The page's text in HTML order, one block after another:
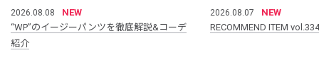
2026.08.08
NEW
“WP”のイージーパンツを徹底解説&コーデ
紹介
2026.08.07
NEW
RECOMMEND ITEM vol.334